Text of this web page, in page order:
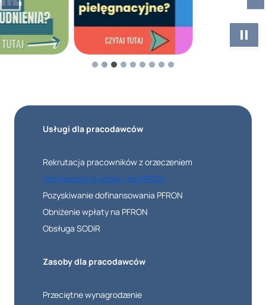
Usługi dla pracodawców
Rekrutacja pracowników z orzeczeniem
Optymalizacja wpłaty na PFRON
Pozyskiwanie dofinansowania PFRON
Obniżenie wpłaty na PFRON
Obsługa SODiR
Zasoby dla pracodawców
Przeciętne wynagrodzenie